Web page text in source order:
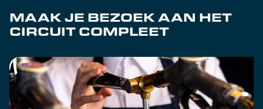
MAAK JE BEZOEK AAN HET
CIRCUIT COMPLEET